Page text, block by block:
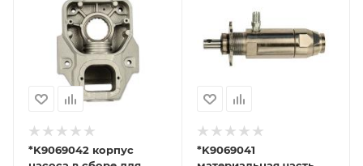
*K9069042 корпус
*K9069041